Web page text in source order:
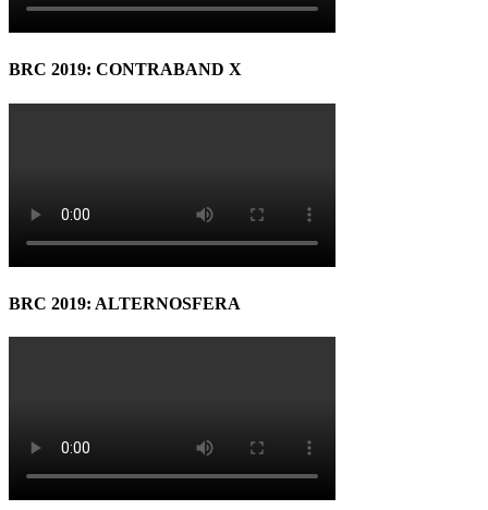
BRC 2019: CONTRABAND X
BRC 2019: ALTERNOSFERA